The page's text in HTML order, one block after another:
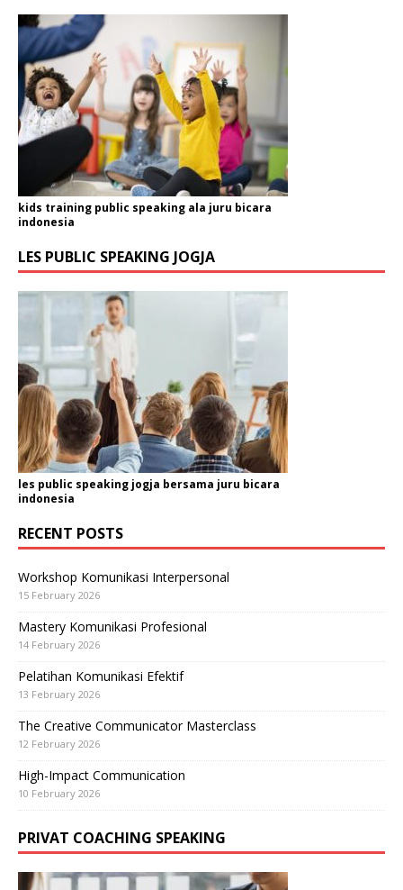
kids training public speaking ala juru bicara
indonesia
LES PUBLIC SPEAKING JOGJA
les public speaking jogja bersama juru bicara
indonesia
RECENT POSTS
Workshop Komunikasi Interpersonal
15 February 2026
Mastery Komunikasi Profesional
14 February 2026
Pelatihan Komunikasi Efektif
13 February 2026
The Creative Communicator Masterclass
12 February 2026
High-Impact Communication
10 February 2026
PRIVAT COACHING SPEAKING